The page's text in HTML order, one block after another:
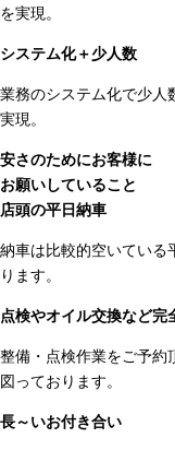
を実現。
システム化＋少人数
業務のシステム化で少人
実現。
安さのためにお客様に
お願いしていること
店頭の平日納車
納車は比較的空いている
ります。
点検やオイル交換など完
整備・点検作業をご予約
図っております。
長～いお付き合い